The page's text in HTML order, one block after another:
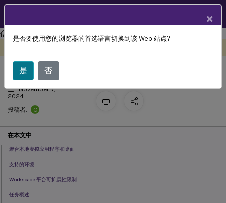
Citrix Workspace
在工作区中聚合虚拟应用程序和桌面
November 7,
2024
投稿者:
C
在本文中
聚合本地虚拟应用程序和桌面
支持的环境
Workspace 平台可扩展性限制
任务概述
×
是否要使用您的浏览器的首选语言切换到该 Web 站点?
是 否